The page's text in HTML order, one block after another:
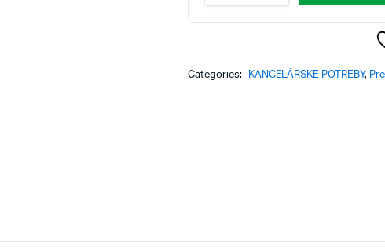
SHARK,
magnetická,
Categories: KANCELÁRSKE POTREBY,